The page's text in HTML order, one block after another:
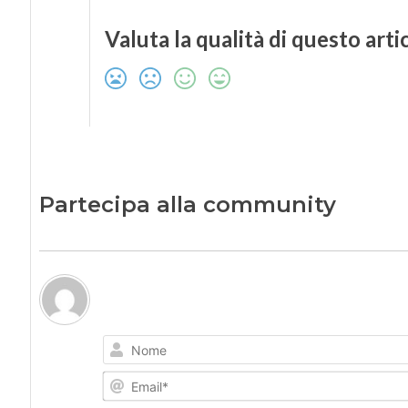
Valuta la qualità di questo
Partecipa alla community